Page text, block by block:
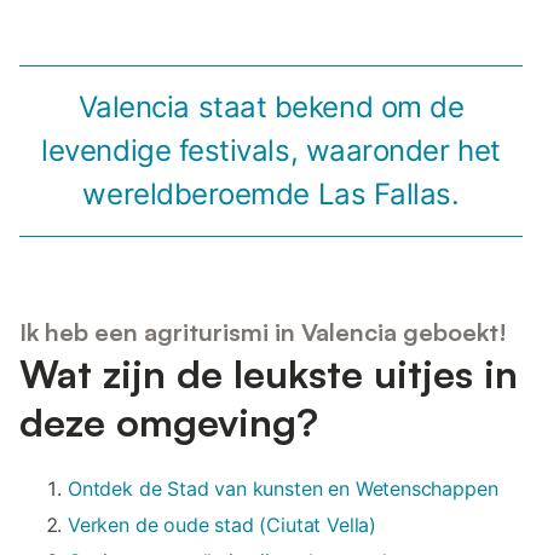
Valencia staat bekend om de
levendige festivals, waaronder het
wereldberoemde Las Fallas.
Ik heb een agriturismi in Valencia geboekt!
Wat zijn de leukste uitjes in
deze omgeving?
Ontdek de Stad van kunsten en Wetenschappen
Verken de oude stad (Ciutat Vella)